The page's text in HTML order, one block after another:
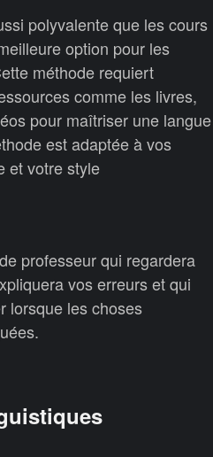
polyvalente que les cours
option pour les
méthode requiert
comme les livres,
pour maîtriser une langue
est adaptée à vos
et votre style
professeur qui regardera
vos erreurs et qui
lorsque les choses